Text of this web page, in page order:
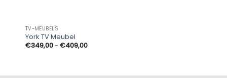
TV-MEUBELS
York TV Meubel
€349,00- €409,00Prijsklasse: